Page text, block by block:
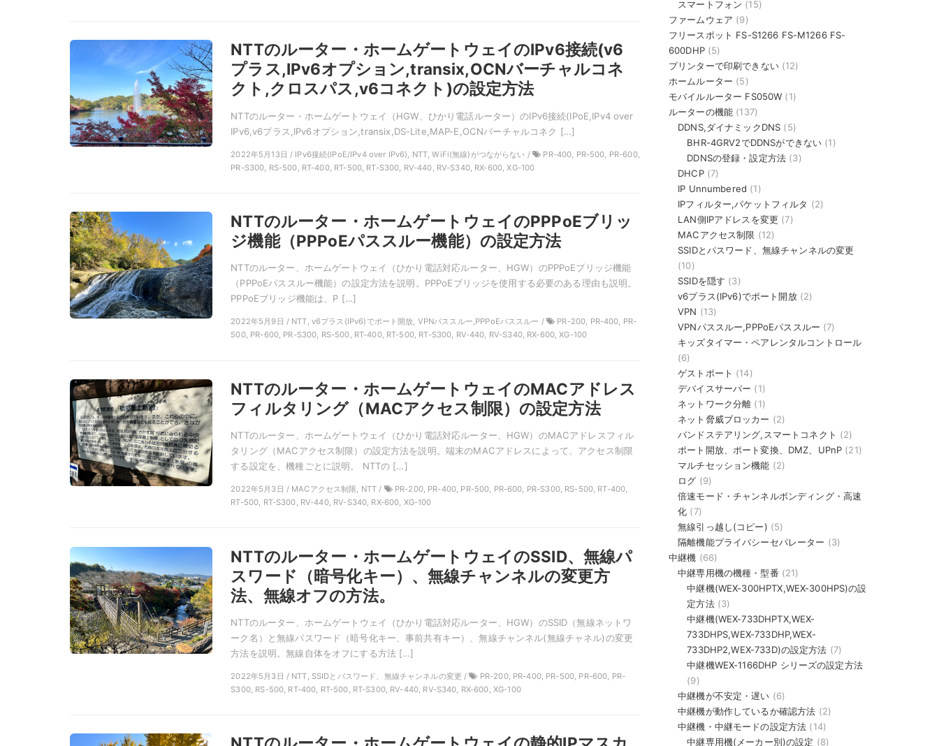
NTTのルーター・ホームゲートウェイのIPv6接続(v6
プラス,IPv6オプション,transix,OCNバーチャルコネ
クト,クロスパス,v6コネクト)の設定方法
NTTのルーター・ホームゲートウェイ（HGW、ひかり電話ルーター）のIPv6接続(IPoE,IPv4 over
IPv6,v6プラス,IPv6オプション,transix,DS-Lite,MAP-E,OCNバーチャルコネク […]
2022年5月13日 / IPv6接続(IPoE/IPv4 over IPv6), NTT, WiFi(無線)がつながらない /
PR-400, PR-500, PR-600,
PR-S300, RS-500, RT-400, RT-500, RT-S300, RV-440, RV-S340, RX-600, XG-100
NTTのルーター・ホームゲートウェイのPPPoEブリッ
ジ機能（PPPoEパススルー機能）の設定方法
NTTのルーター、ホームゲートウェイ（ひかり電話対応ルーター、HGW）のPPPoEブリッジ機能
（PPPoEパススルー機能）の設定方法を説明。PPPoEブリッジを使用する必要のある理由も説明。
PPPoEブリッジ機能は、P […]
2022年5月9日 / NTT, v6プラス(IPv6)でポート開放, VPNパススルー,PPPoEパススルー /
PR-200, PR-400, PR-
500, PR-600, PR-S300, RS-500, RT-400, RT-500, RT-S300, RV-440, RV-S340, RX-600, XG-100
NTTのルーター・ホームゲートウェイのMACアドレス
フィルタリング（MACアクセス制限）の設定方法
NTTのルーター、ホームゲートウェイ（ひかり電話対応ルーター、HGW）のMACアドレスフィル
タリング（MACアクセス制限）の設定方法を説明。端末のMACアドレスによって、アクセス制限
する設定を、機種ごとに説明。 NTTの […]
2022年5月3日 / MACアクセス制限, NTT /
PR-200, PR-400, PR-500, PR-600, PR-S300, RS-500, RT-400,
RT-500, RT-S300, RV-440, RV-S340, RX-600, XG-100
NTTのルーター・ホームゲートウェイのSSID、無線パ
スワード（暗号化キー）、無線チャンネルの変更方
法、無線オフの方法。
NTTのルーター、ホームゲートウェイ（ひかり電話対応ルーター、HGW）のSSID（無線ネットワ
ーク名）と無線パスワード（暗号化キー、事前共有キー）、無線チャンネル(無線チャネル)の変更
方法を説明。無線自体をオフにする方法 […]
2022年5月3日 / NTT, SSIDとパスワード、無線チャンネルの変更 /
PR-200, PR-400, PR-500, PR-600, PR-
S300, RS-500, RT-400, RT-500, RT-S300, RV-440, RV-S340, RX-600, XG-100
スマートフォン (15)
ファームウェア (9)
フリースポット FS-S1266 FS-M1266 FS-
600DHP(5)
プリンターで印刷できない(12)
ホームルーター (5)
モバイルルーター FS050W (1)
ルーターの機能 (137)
DDNS,ダイナミックDNS (5)
BHR-4GRV2でDDNSができない (1)
DDNSの登録・設定方法 (3)
DHCP(7)
IP Unnumbered (1)
IPフィルター,パケットフィルタ (2)
LAN側IPアドレスを変更 (7)
MACアクセス制限 (12)
SSIDとパスワード、無線チャンネルの変更
(10)
SSIDを隠す (3)
v6プラス(IPv6)でポート開放(2)
VPN (13)
VPNパススルー,PPPoEパススルー (7)
キッズタイマー・ペアレンタルコントロール
(6)
ゲストポート (14)
デバイスサーバー (1)
ネットワーク分離 (1)
ネット脅威ブロッカー (2)
バンドステアリング,スマートコネクト (2)
ポート開放、ポート変換、DMZ、UPnP (21)
マルチセッション機能 (2)
ログ (9)
倍速モード・チャンネルボンディング・高速
化 (7)
無線引っ越し(コピー) (5)
隔離機能プライバシーセパレーター (3)
中継機 (66)
中継専用機の機種・型番 (21)
中継機(WEX-300HPTX,WEX-300HPS)の設
定方法(3)
中継機(WEX-733DHPTX,WEX-
733DHPS,WEX-733DHP,WEX-
733DHP2,WEX-733D)の設定方法 (7)
中継機WEX-1166DHP シリーズの設定方法
(9)
中継機が不安定・遅い (6)
中継機が動作しているか確認方法 (2)
中継機・中継モードの設定方法 (14)
中継専用機(メーカー別)の設定 (8)